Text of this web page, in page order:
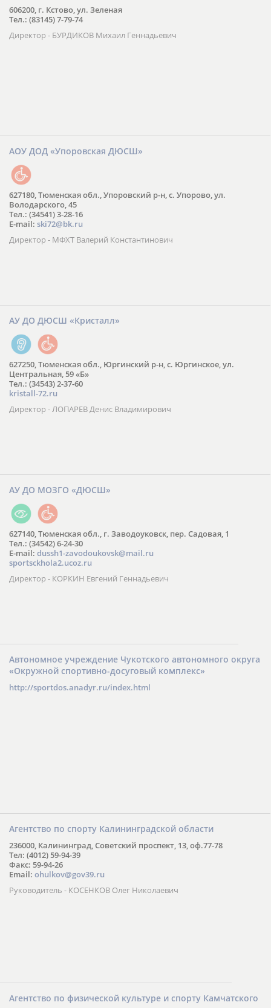
606200, г. Кстово, ул. Зеленая
Тел.: (83145) 7-79-74
Директор - БУРДИКОВ Михаил Геннадьевич
АОУ ДОД «Упоровская ДЮСШ»
627180, Тюменская обл., Упоровский р-н, с. Упорово, ул.
Володарского, 45
Тел.: (34541) 3-28-16
E-mail: ski72@bk.ru
Директор - МФХТ Валерий Константинович
АУ ДО ДЮСШ «Кристалл»
627250, Тюменская обл., Юргинский р-н, с. Юргинское, ул.
Центральная, 59 «Б»
Тел.: (34543) 2-37-60
kristall-72.ru
Директор - ЛОПАРЕВ Денис Владимирович
АУ ДО МОЗГО «ДЮСШ»
627140, Тюменская обл., г. Заводоуковск, пер. Садовая, 1
Тел.: (34542) 6-24-30
​E-mail: dussh1-zavodoukovsk@mail.ru
sportsckhola2.ucoz.ru
Директор - КОРКИН Евгений Геннадьевич
Автономное учреждение Чукотского автономного округа
«Окружной спортивно-досуговый комплекс»
http://sportdos.anadyr.ru/index.html
Агентство по спорту Калининградской области
236000, Калининград, Советский проспект, 13, оф.77-78
Тел: (4012) 59-94-39
Факс: 59-94-26
Email: ohulkov@gov39.ru
Руководитель - КОСЕНКОВ Олег Николаевич
Агентство по физической культуре и спорту Камчатского